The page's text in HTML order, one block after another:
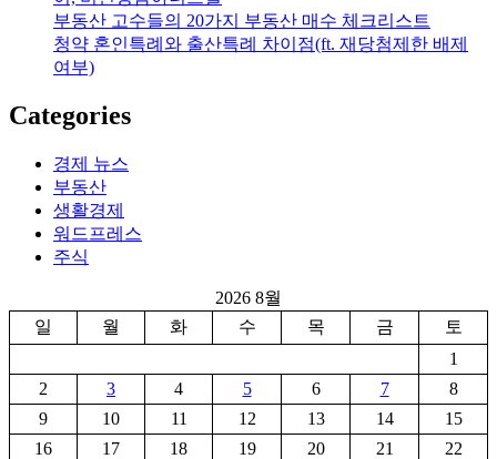
부동산 고수들의 20가지 부동산 매수 체크리스트
청약 혼인특례와 출산특례 차이점(ft. 재당첨제한 배제
여부)
Categories
경제 뉴스
부동산
생활경제
워드프레스
주식
2026 8월
일
월 화 수 목 금
토
1
2
3 4 5 6 7
8
9
10 11 12 13 14
15
16
17 18 19 20 21 22